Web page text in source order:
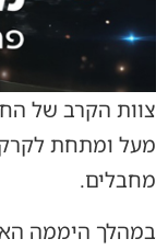
צוות הקרב של
מחבלים.
במהלך היממה